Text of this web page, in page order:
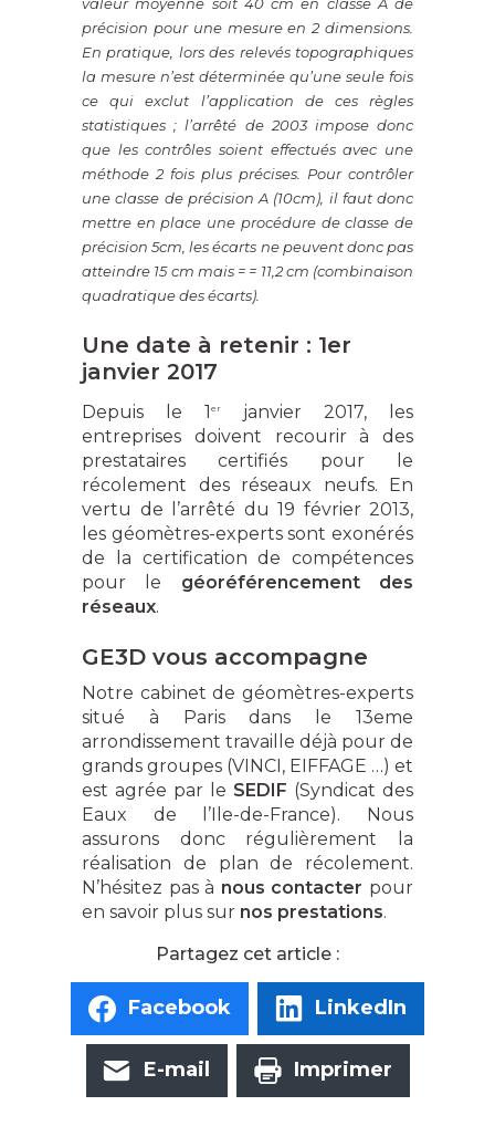
précision pour une mesure en 2 dimensions.
En pratique, lors des relevés topographiques
la mesure n’est déterminée qu’une seule fois
ce qui exclut l’application de ces règles
statistiques ; l’arrêté de 2003 impose donc
que les contrôles soient effectués avec une
méthode 2 fois plus précises. Pour contrôler
une classe de précision A (10cm), il faut donc
mettre en place une procédure de classe de
précision 5cm, les écarts ne peuvent donc pas
atteindre 15 cm mais= = 11,2 cm (combinaison
quadratique des écarts).
Une date à retenir : 1er
janvier 2017
Depuis le 1 er
janvier 2017, les
entreprises doivent recourir à des
prestataires certifiés pour le
récolement des réseaux neufs. En
vertu de l’arrêté du 19 février 2013,
les géomètres-experts sont exonérés
de la certification de compétences
pour le géoréférencement des
réseaux.
GE3D vous accompagne
Notre cabinet de géomètres-experts
situé à Paris dans le 13eme
arrondissement travaille déjà pour de
grands groupes (VINCI, EIFFAGE …) et
est agrée par le SEDIF (Syndicat des
Eaux de l’Ile-de-France). Nous
assurons donc régulièrement la
réalisation de plan de récolement.
N’hésitez pas à nous contacter pour
en savoir plus sur nos prestations.
Facebook LinkedIn
E-mail Imprimer